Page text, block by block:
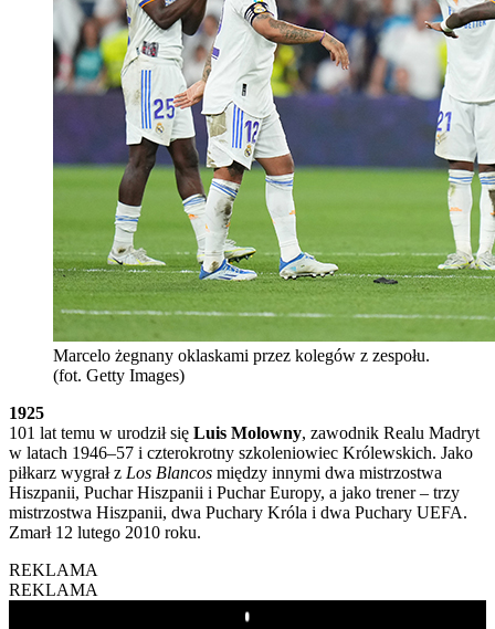
Marcelo żegnany oklaskami przez kolegów z zespołu.
(fot. Getty Images)
1925
101 lat temu w urodził się Luis Molowny, zawodnik Realu Madryt
w latach 1946–57 i czterokrotny szkoleniowiec Królewskich. Jako
piłkarz wygrał z Los Blancos między innymi dwa mistrzostwa
Hiszpanii, Puchar Hiszpanii i Puchar Europy, a jako trener – trzy
mistrzostwa Hiszpanii, dwa Puchary Króla i dwa Puchary UEFA.
Zmarł 12 lutego 2010 roku.
REKLAMA
REKLAMA